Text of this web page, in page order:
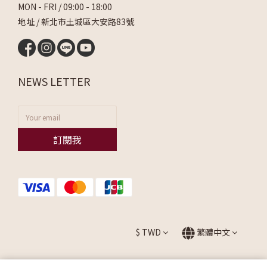
MON - FRI / 09:00 - 18:00
地址 / 新北市土城區大安路83號
NEWS LETTER
訂閱我
$ TWD 繁體中文